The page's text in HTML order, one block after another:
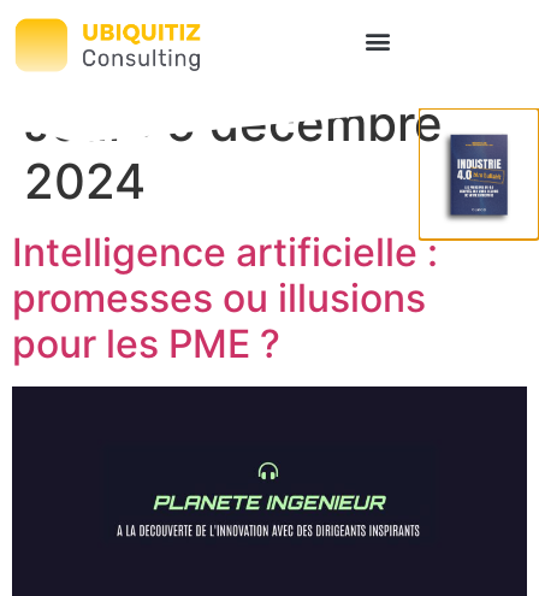
Jour : 5 décembre
2024
Intelligence artificielle :
promesses ou illusions
pour les PME ?